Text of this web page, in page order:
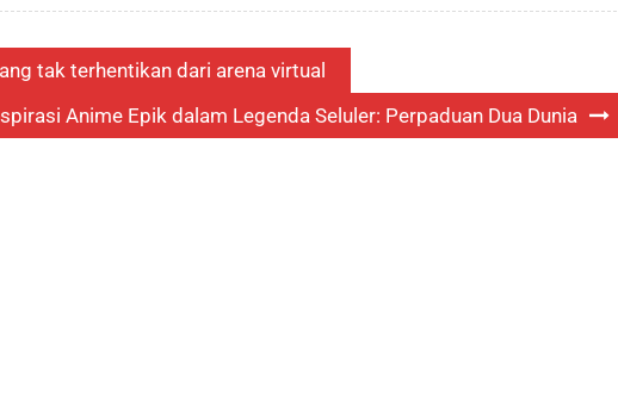
tak terhentikan dari arena virtual
Anime Epik dalam Legenda Seluler: Perpaduan Dua Dunia